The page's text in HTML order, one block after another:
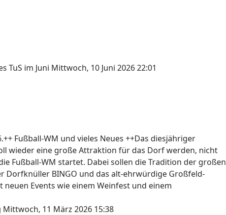
TuS im Juni Mittwoch, 10 Juni 2026 22:01
Fußball-WM und vieles Neues ++Das diesjähriger
wieder eine große Attraktion für das Dorf werden, nicht
Fußball-WM startet. Dabei sollen die Tradition der großen
Dorfknüller BINGO und das alt-ehrwürdige Großfeld-
Events wie einem Weinfest und einem
Mittwoch, 11 März 2026 15:38